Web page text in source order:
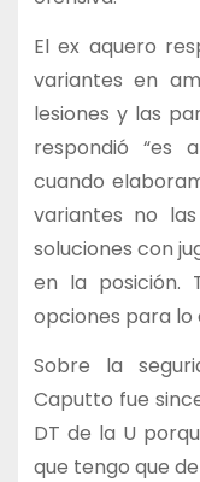
El ex aquero
variantes en
lesiones y las
respondió “es
cuando
variantes no
soluciones con
en la posición.
opciones para lo
Sobre la
Caputto fue
DT de la U
que tengo que